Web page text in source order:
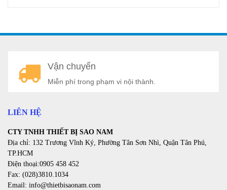
Vận chuyển
Miễn phí trong phạm vi nội thành.
LIÊN HỆ
CTY TNHH THIẾT BỊ SAO NAM
Địa chỉ: 132 Trương Vĩnh Ký, Phường Tân Sơn Nhì, Quận Tân Phú,
TP.HCM
Điện thoại:0905 458 452
Fax: (028)3810.1034
Email: info@thietbisaonam.com